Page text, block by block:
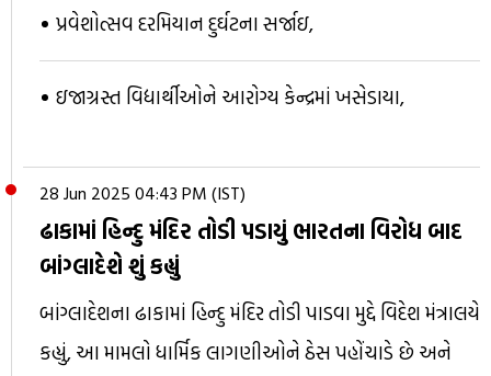
પ્રવેશોત્સવ દરમિયાન દુર્ઘટના સર્જાઇ,
ઇજાગ્રસ્ત વિદ્યાર્થીઓને આરોગ્ય કેન્દ્રમાં ખસેડાયા,
28 Jun 2025 04:43 PM (IST)
ઢાકામાં હિન્દુ મંદિર તોડી પડાયું ભારતના વિરોધ બાદ
બાંગ્લાદેશે શું કહ્યું
બાંગ્લાદેશના ઢાકામાં હિન્દુ મંદિર તોડી પાડવા મુદ્દે વિદેશ મંત્રાલયે
કહ્યું, આ મામલો ધાર્મિક લાગણીઓને ઠેસ પહોંચાડે છે અને